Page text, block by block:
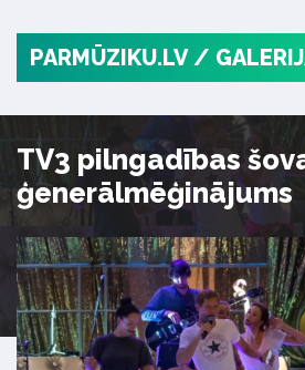
PARMŪZIKU.LV /
TV3 pilngadības
ģenerālmēģinājums